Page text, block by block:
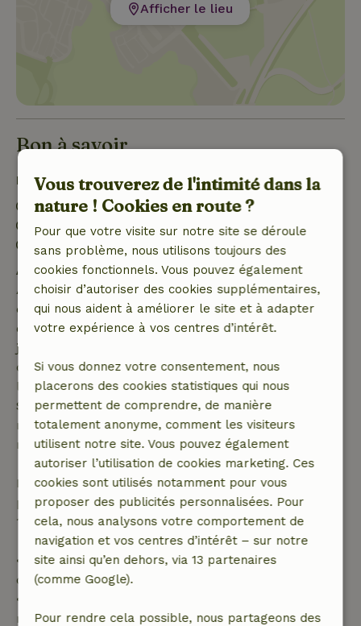
Afficher le lieu
Bon à savoir
Détails du séjour
Arrivée: 15:00- 22:00
Départ: 07:00- 11:00
Environnement sans feux d’artifice
Annulation gratuite dans les 7 jours
Annulation gratuite dans les 7 jours suivant la
confirmation de ta réservation, à condition que la
demande de réservation ait été effectuée plus de 28
jours avant la date de début. Pour les réservations
dont la date de début est dans les 28 jours,
l'annulation gratuite s'applique dans les 24 heures.
Si tu annules dans le délai indiqué, tu as droit à un
remboursement intégral du montant de la
réservation.
Passé ce délai, tu recevras un remboursement
partiel du coût du séjour et un remboursement à
100 % de l'acompte :
• Jusqu'à 42 jours avant l'arrivée : remboursement
de 70 %
• Entre 42 et 28 jours avant l'arrivée :
remboursement de 40 %
Vous trouverez de l'intimité dans la
nature ! Cookies en route ?
Pour que votre visite sur notre site se déroule
sans problème, nous utilisons toujours des
cookies fonctionnels. Vous pouvez également
choisir d’autoriser des cookies supplémentaires,
qui nous aident à améliorer le site et à adapter
votre expérience à vos centres d’intérêt.
Si vous donnez votre consentement, nous
placerons des cookies statistiques qui nous
permettent de comprendre, de manière
totalement anonyme, comment les visiteurs
utilisent notre site. Vous pouvez également
autoriser l’utilisation de cookies marketing. Ces
cookies sont utilisés notamment pour vous
proposer des publicités personnalisées. Pour
cela, nous analysons votre comportement de
navigation et vos centres d’intérêt – sur notre
site ainsi qu’en dehors, via 13 partenaires
(comme Google).
Pour rendre cela possible, nous partageons des